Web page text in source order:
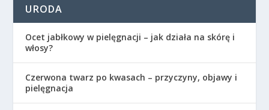
URODA
Ocet jabłkowy w pielęgnacji – jak działa na skórę i
włosy?
Czerwona twarz po kwasach – przyczyny, objawy i
pielęgnacja